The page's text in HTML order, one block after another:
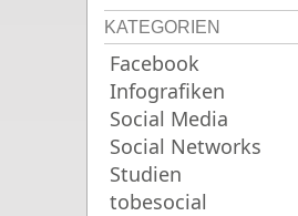
KATEGORIEN
Facebook
Infografiken
Social Media
Social Networks
Studien
tobesocial